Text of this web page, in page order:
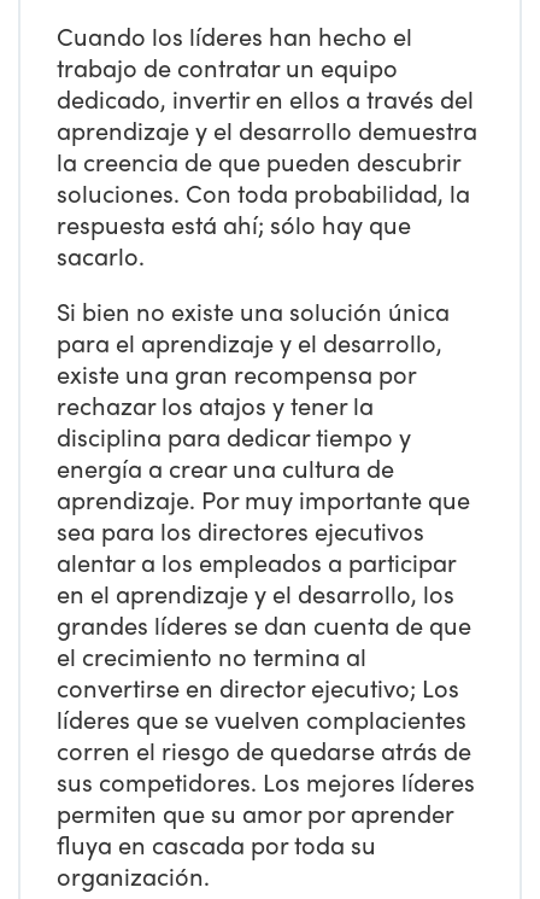
Cuando los líderes han hecho el
trabajo de contratar un equipo
dedicado, invertir en ellos a través del
aprendizaje y el desarrollo demuestra
la creencia de que pueden descubrir
soluciones. Con toda probabilidad, la
respuesta está ahí; sólo hay que
sacarlo.
Si bien no existe una solución única
para el aprendizaje y el desarrollo,
existe una gran recompensa por
rechazar los atajos y tener la
disciplina para dedicar tiempo y
energía a crear una cultura de
aprendizaje. Por muy importante que
sea para los directores ejecutivos
alentar a los empleados a participar
en el aprendizaje y el desarrollo, los
grandes líderes se dan cuenta de que
el crecimiento no termina al
convertirse en director ejecutivo; Los
líderes que se vuelven complacientes
corren el riesgo de quedarse atrás de
sus competidores. Los mejores líderes
permiten que su amor por aprender
fluya en cascada por toda su
organización.